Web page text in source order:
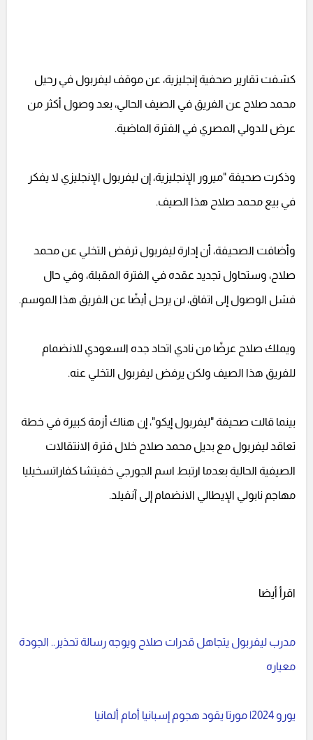
كشفت تقارير صحفية إنجليزية، عن موقف ليفربول في رحيل
محمد صلاح عن الفريق في الصيف الحالي، بعد وصول أكثر من
عرض للدولي المصري في الفترة الماضية.
وذكرت صحيفة "ميرور الإنجليزية، إن ليفربول الإنجليزي لا يفكر
في بيع محمد صلاح هذا الصيف.
وأضافت الصحيفة، أن إدارة ليفربول ترفض التخلي عن محمد
صلاح، وستحاول تجديد عقده في الفترة المقبلة، وفي حال
فشل الوصول إلى اتفاق، لن يرحل أيضًا عن الفريق هذا الموسم.
ويملك صلاح عرضًا من نادي اتحاد جده السعودي للانضمام
للفريق هذا الصيف ولكن يرفض ليفربول التخلي عنه.
بينما قالت صحيفة "ليفربول إيكو"، إن هناك أزمة كبيرة في خطة
تعاقد ليفربول مع بديل محمد صلاح خلال فترة الانتقالات
الصيفية الحالية بعدما ارتبط اسم الجورجي خفيتشا كفاراتسخيليا
مهاجم نابولي الإيطالي الانضمام إلى آنفيلد.
اقرأ أيضا
مدرب ليفربول يتجاهل قدرات صلاح ويوجه رسالة تحذير.. الجودة
معياره
يورو 2024| مورتا يقود هجوم إسبانيا أمام ألمانيا